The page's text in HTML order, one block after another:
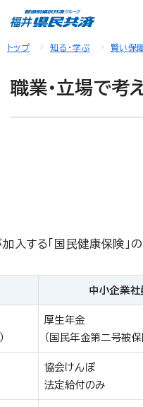
トップ 知る・学ぶ 賢い保
職業・立場で考
「国民健康保
中小企業社
厚生年金
（国民年金第二号被保
協会けんぽ
法定給付のみ